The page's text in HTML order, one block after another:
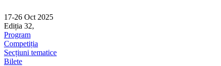
17-26 Oct 2025
Ediția 32,
Program
Competiția
Secțiuni tematice
Bilete